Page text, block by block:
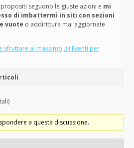
seguono le giuste azioni e mi
di imbattermi in siti con sezioni
vuote o addirittura mai aggiornate
sfruttare al massimo gli Eventi per
a questa discussione.